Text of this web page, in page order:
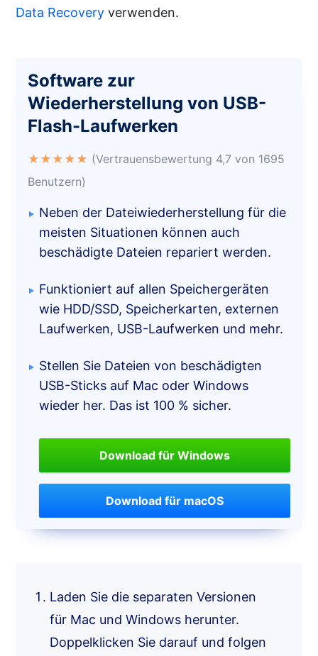
Data Recovery verwenden.
Software zur
Wiederherstellung von USB-
Flash-Laufwerken
★★★★★ (Vertrauensbewertung 4,7 von 1695
Benutzern)
Neben der Dateiwiederherstellung für die
meisten Situationen können auch
beschädigte Dateien repariert werden.
Funktioniert auf allen Speichergeräten
wie HDD/SSD, Speicherkarten, externen
Laufwerken, USB-Laufwerken und mehr.
Stellen Sie Dateien von beschädigten
USB-Sticks auf Mac oder Windows
wieder her. Das ist 100 % sicher.
Download für Windows
Download für macOS
Laden Sie die separaten Versionen
für Mac und Windows herunter.
Doppelklicken Sie darauf und folgen